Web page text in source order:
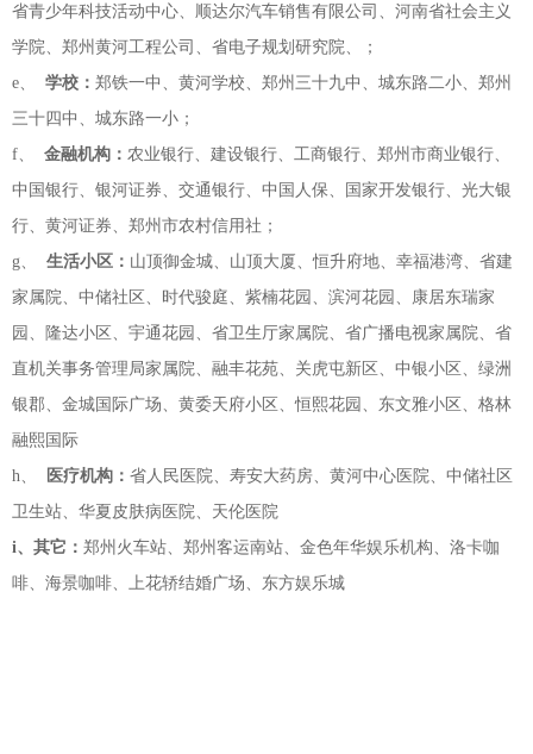
省青少年科技活动中心、顺达尔汽车销售有限公司、河南省社会主义
学院、郑州黄河工程公司、省电子规划研究院、；
e、
学校： 郑铁一中、黄河学校、郑州三十九中、城东路二小、郑州
三十四中、城东路一小；
f、
金融机构： 农业银行、建设银行、工商银行、郑州市商业银行、
中国银行、银河证券、交通银行、中国人保、国家开发银行、光大银
行、黄河证券、郑州市农村信用社；
g、
生活小区： 山顶御金城、山顶大厦、恒升府地、幸福港湾、省建
家属院、中储社区、时代骏庭、紫楠花园、滨河花园、康居东瑞家
园、隆达小区、宇通花园、省卫生厅家属院、省广播电视家属院、省
直机关事务管理局家属院、融丰花苑、关虎屯新区、中银小区、绿洲
银郡、金城国际广场、黄委天府小区、恒熙花园、东文雅小区、格林
融熙国际
h、
医疗机构： 省人民医院、寿安大药房、黄河中心医院、中储社区
卫生站、华夏皮肤病医院、天伦医院
i、其它： 郑州火车站、郑州客运南站、金色年华娱乐机构、洛卡咖
啡、海景咖啡、上花轿结婚广场、东方娱乐城